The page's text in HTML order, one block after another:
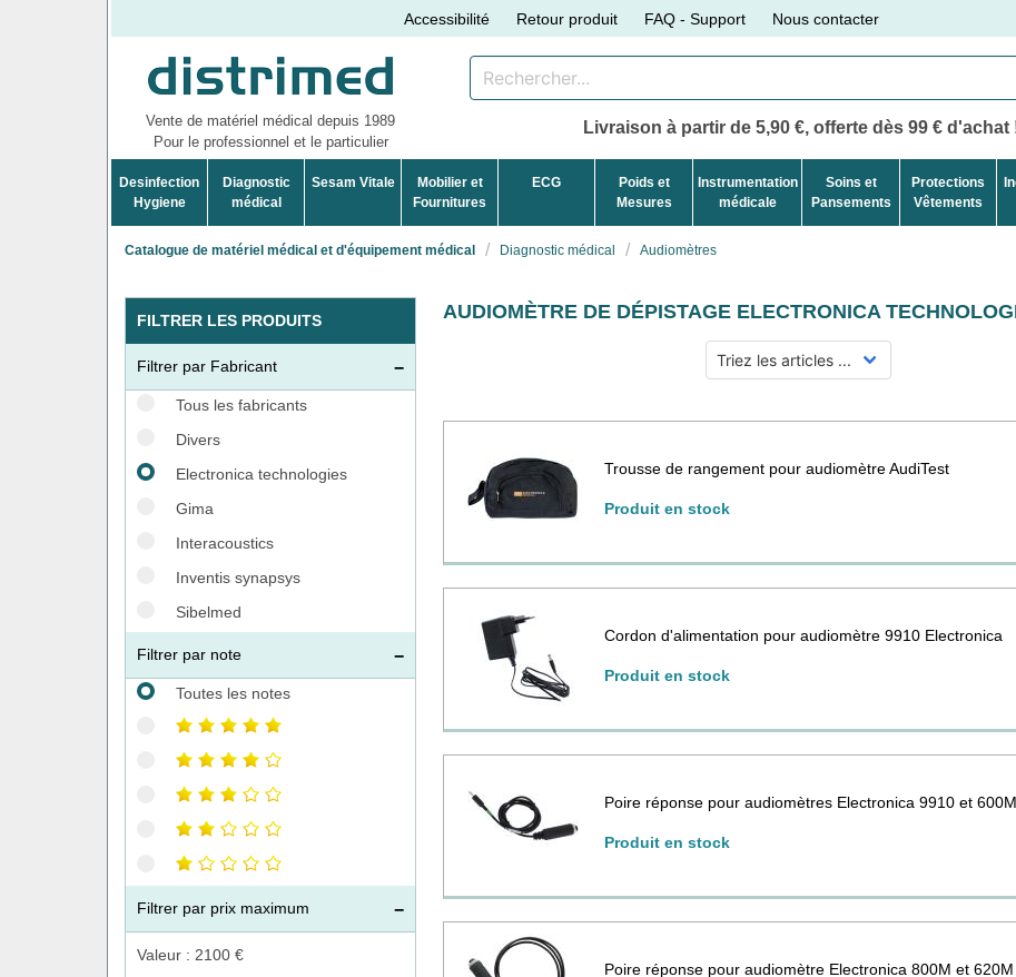
Accessibilité Retour produit FAQ - Support Nous contacter
Vente de matériel médical depuis 1989
Pour le professionnel et le particulier
Livraison à partir de 5,90 €, offerte dès 99 € d'achat
Desinfection
Hygiene
Diagnostic
médical
Sesam Vitale
Mobilier et
Fournitures
ECG
Poids et
Mesures
Instrumentation
médicale
Soins et
Pansements
Protections
Vêtements
Catalogue de matériel médical et d'équipement médical Diagnostic médical Audiomètres
FILTRER LES PRODUITS
Filtrer par Fabricant
Tous les fabricants
Divers
Electronica technologies
Gima
Interacoustics
Inventis synapsys
Sibelmed
Filtrer par note
Toutes les notes
Filtrer par prix maximum
Valeur : 2100 €
AUDIOMÈTRE DE DÉPISTAGE ELECTRONICA
Trousse de rangement pour audiomètre AudiTest
Produit en stock
Cordon d'alimentation pour audiomètre 9910 Electronica
Produit en stock
Poire réponse pour audiomètres Electronica 9910 et 600M
Produit en stock
Poire réponse pour audiomètre Electronica 800M et 620M